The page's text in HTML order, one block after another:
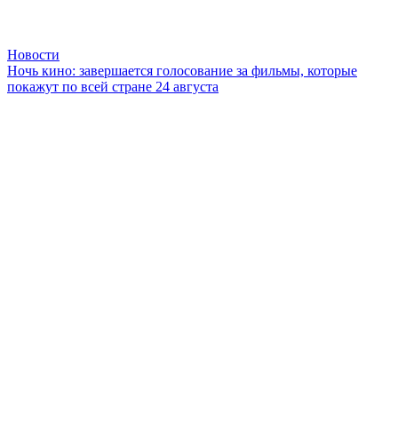
Новости
Ночь кино: завершается голосование за фильмы, которые
покажут по всей стране 24 августа